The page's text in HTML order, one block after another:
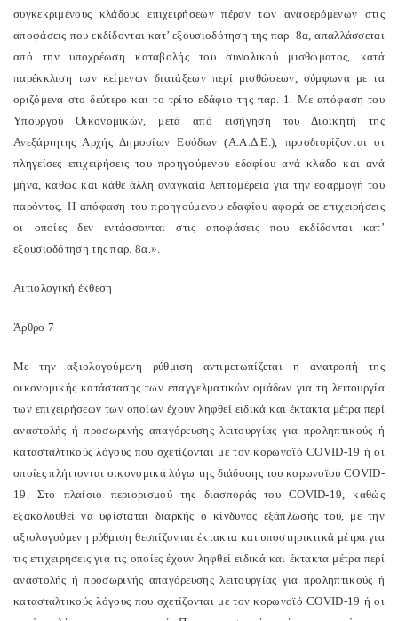
συγκεκριμένους κλάδους επιχειρήσεων πέραν των αναφερόμενων στις
αποφάσεις που εκδίδονται κατ’ εξουσιοδότηση της παρ. 8α, απαλλάσσεται
από την υποχρέωση καταβολής του συνολικού μισθώματος, κατά
παρέκκλιση των κείμενων διατάξεων περί μισθώσεων, σύμφωνα με τα
οριζόμενα στο δεύτερο και το τρίτο εδάφιο της παρ. 1. Με απόφαση του
Υπουργού Οικονομικών, μετά από εισήγηση του Διοικητή της
Ανεξάρτητης Αρχής Δημοσίων Εσόδων (Α.Α.Δ.Ε.), προσδιορίζονται οι
πληγείσες επιχειρήσεις του προηγούμενου εδαφίου ανά κλάδο και ανά
μήνα, καθώς και κάθε άλλη αναγκαία λεπτομέρεια για την εφαρμογή του
παρόντος. Η απόφαση του προηγούμενου εδαφίου αφορά σε επιχειρήσεις
οι οποίες δεν εντάσσονται στις αποφάσεις που εκδίδονται κατ’
εξουσιοδότηση της παρ. 8α.».
Αιτιολογική έκθεση
Άρθρο 7
Με την αξιολογούμενη ρύθμιση αντιμετωπίζεται η ανατροπή της
οικονομικής κατάστασης των επαγγελματικών ομάδων για τη λειτουργία
των επιχειρήσεων των οποίων έχουν ληφθεί ειδικά και έκτακτα μέτρα περί
αναστολής ή προσωρινής απαγόρευσης λειτουργίας για προληπτικούς ή
κατασταλτικούς λόγους που σχετίζονται με τον κορωνοϊό COVID-19 ή οι
οποίες πλήττονται οικονομικά λόγω της διάδοσης του κορωνοϊού COVID-
19. Στο πλαίσιο περιορισμού της διασποράς του COVID-19, καθώς
εξακολουθεί να υφίσταται διαρκής ο κίνδυνος εξάπλωσής του, με την
αξιολογούμενη ρύθμιση θεσπίζονται έκτακτα και υποστηρικτικά μέτρα για
τις επιχειρήσεις για τις οποίες έχουν ληφθεί ειδικά και έκτακτα μέτρα περί
αναστολής ή προσωρινής απαγόρευσης λειτουργίας για προληπτικούς ή
κατασταλτικούς λόγους που σχετίζονται με τον κορωνοϊό COVID-19 ή οι